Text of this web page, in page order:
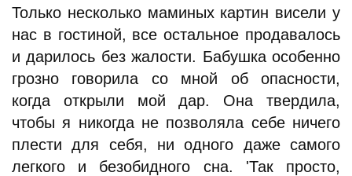
Только несколько маминых картин висели у
нас в гостиной, все остальное продавалось
и дарилось без жалости. Бабушка особенно
грозно говорила со мной об опасности,
когда открыли мой дар. Она твердила,
чтобы я никогда не позволяла себе ничего
плести для себя, ни одного даже самого
легкого и безобидного сна. 'Так просто,